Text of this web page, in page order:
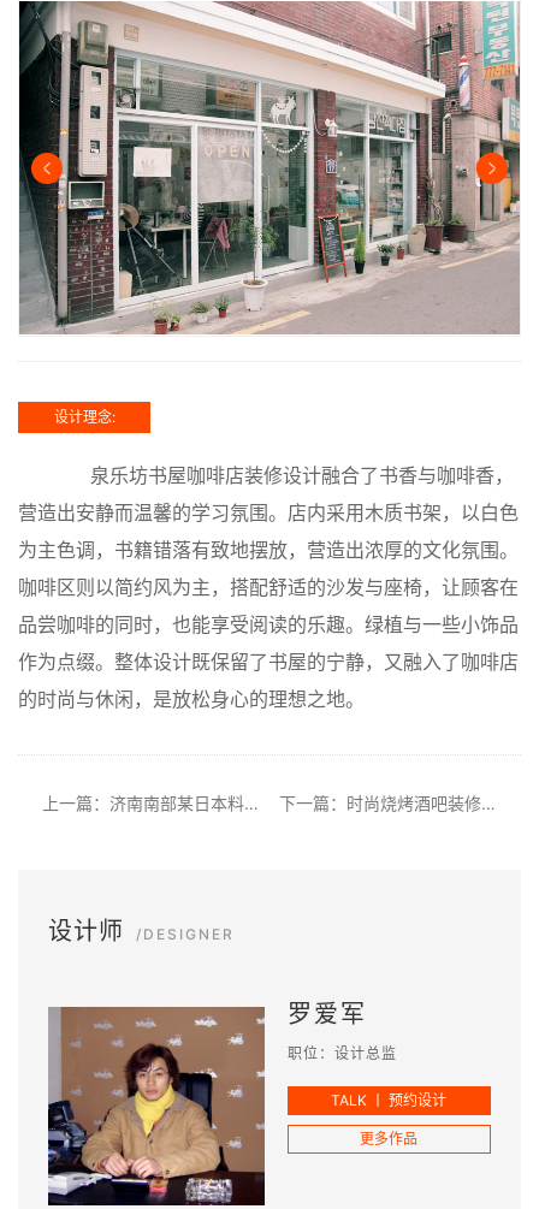
设计理念:
泉乐坊书屋咖啡店装修设计融合了书香与咖啡香，
营造出安静而温馨的学习氛围。店内采用木质书架，以白色
为主色调，书籍错落有致地摆放，营造出浓厚的文化氛围。
咖啡区则以简约风为主，搭配舒适的沙发与座椅，让顾客在
品尝咖啡的同时，也能享受阅读的乐趣。绿植与一些小饰品
作为点缀。整体设计既保留了书屋的宁静，又融入了咖啡店
的时尚与休闲，是放松身心的理想之地。
上一篇：济南南部某日本料理店装修设计 下一篇：时尚烧烤酒吧装修设计
设计师 /DESIGNER
罗爱军
职位：设计总监
TALK 丨 预约设计
更多作品